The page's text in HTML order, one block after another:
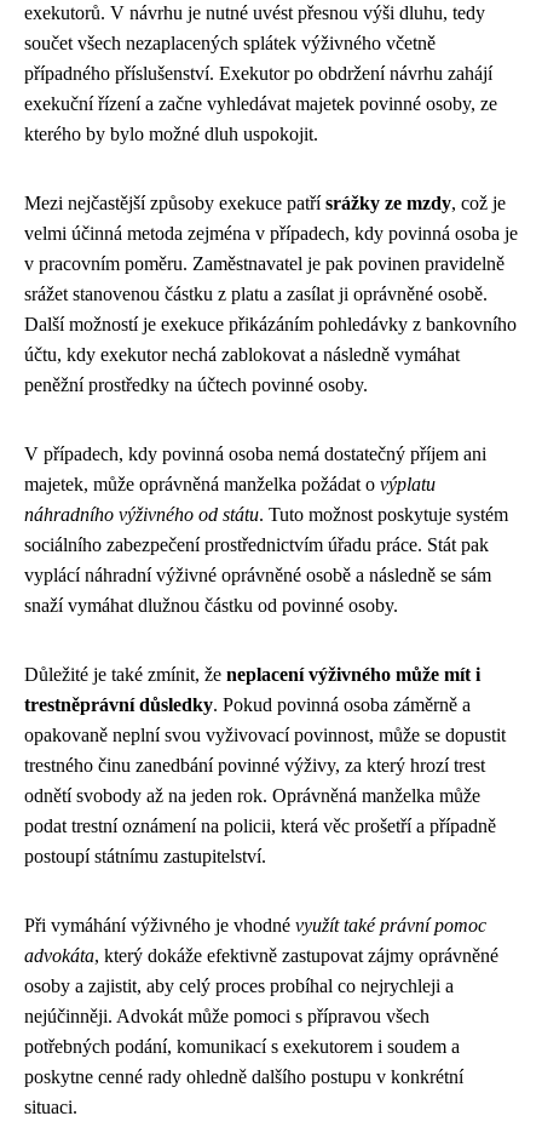
exekutorů. V návrhu je nutné uvést přesnou výši dluhu, tedy
součet všech nezaplacených splátek výživného včetně
případného příslušenství. Exekutor po obdržení návrhu zahájí
exekuční řízení a začne vyhledávat majetek povinné osoby, ze
kterého by bylo možné dluh uspokojit.
Mezi nejčastější způsoby exekuce patřísrážky ze mzdy, což je
velmi účinná metoda zejména v případech, kdy povinná osoba je
v pracovním poměru. Zaměstnavatel je pak povinen pravidelně
srážet stanovenou částku z platu a zasílat ji oprávněné osobě.
Další možností je exekuce přikázáním pohledávky z bankovního
účtu, kdy exekutor nechá zablokovat a následně vymáhat
peněžní prostředky na účtech povinné osoby.
V případech, kdy povinná osoba nemá dostatečný příjem ani
majetek, může oprávněná manželka požádat o výplatu
náhradního výživného od státu. Tuto možnost poskytuje systém
sociálního zabezpečení prostřednictvím úřadu práce. Stát pak
vyplácí náhradní výživné oprávněné osobě a následně se sám
snaží vymáhat dlužnou částku od povinné osoby.
Důležité je také zmínit, že neplacení výživného může mít i
trestněprávní důsledky. Pokud povinná osoba záměrně a
opakovaně neplní svou vyživovací povinnost, může se dopustit
trestného činu zanedbání povinné výživy, za který hrozí trest
odnětí svobody až na jeden rok. Oprávněná manželka může
podat trestní oznámení na policii, která věc prošetří a případně
postoupí státnímu zastupitelství.
Při vymáhání výživného je vhodné využít také právní pomoc
advokáta, který dokáže efektivně zastupovat zájmy oprávněné
osoby a zajistit, aby celý proces probíhal co nejrychleji a
nejúčinněji. Advokát může pomoci s přípravou všech
potřebných podání, komunikací s exekutorem i soudem a
poskytne cenné rady ohledně dalšího postupu v konkrétní
situaci.